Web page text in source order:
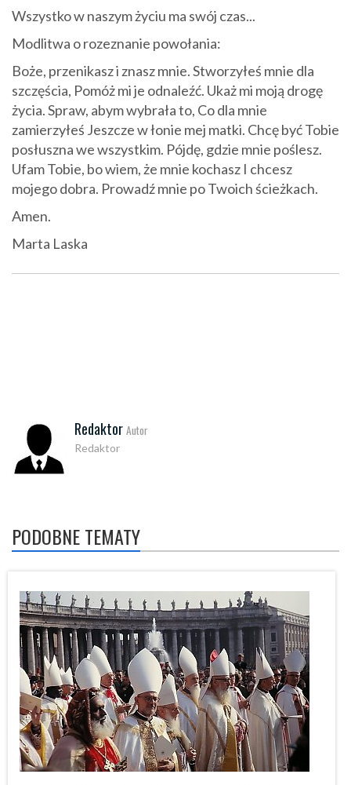
Wszystko w naszym życiu ma swój czas...
Modlitwa o rozeznanie powołania:
Boże, przenikasz i znasz mnie. Stworzyłeś mnie dla
szczęścia, Pomóż mi je odnaleźć. Ukaż mi moją drogę
życia. Spraw, abym wybrała to, Co dla mnie
zamierzyłeś Jeszcze w łonie mej matki. Chcę być Tobie
posłuszna we wszystkim. Pójdę, gdzie mnie poślesz.
Ufam Tobie, bo wiem, że mnie kochasz I chcesz
mojego dobra. Prowadź mnie po Twoich ścieżkach.
Amen.
Marta Laska
Redaktor Autor
Redaktor
PODOBNE TEMATY